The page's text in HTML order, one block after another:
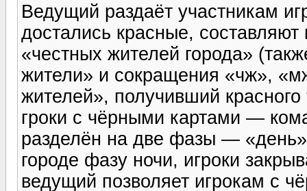
Ведущий раздаёт участникам
достались красные,
«честных жителей города»
жители» и сокращения «чж»,
жителей», получивший
гроки с чёрными картами —
разделён на две фазы —
городе фазу ночи, игроки
ведущий позволяет игрокам с